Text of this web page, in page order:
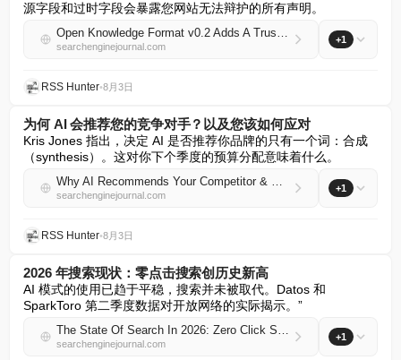
源字段和过时字段会暴露您网站无法辩护的所有声明。
Open Knowledge Format v0.2 Adds A Trust Layer – No AI Agent Reads It Yet
searchenginejournal.com
+1
RSS Hunter•8月3日
为何 AI 会推荐您的竞争对手？以及您该如何应对
Kris Jones 指出，决定 AI 是否推荐你品牌的只有一个词：合成
（synthesis）。这对你下个季度的预算分配意味着什么。
Why AI Recommends Your Competitor & What To Do About It
searchenginejournal.com
+1
RSS Hunter•8月3日
2026 年搜索现状：零点击搜索创历史新高
AI 模式的使用已趋于平稳，搜索并未被取代。Datos 和
SparkToro 第二季度数据对开放网络的实际揭示。”
The State Of Search In 2026: Zero Click Searches At An All-Time High
searchenginejournal.com
+1